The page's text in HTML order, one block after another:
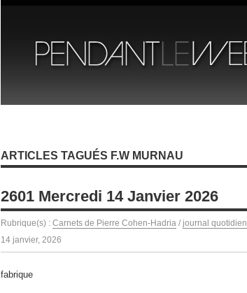
ARTICLES TAGUÉS F.W MURNAU
2601 Mercredi 14 Janvier 2026
Rubrique(s) : Carnets de Pierre Cohen-Hadria / journal quotidien
14 janvier, 2026
fabrique